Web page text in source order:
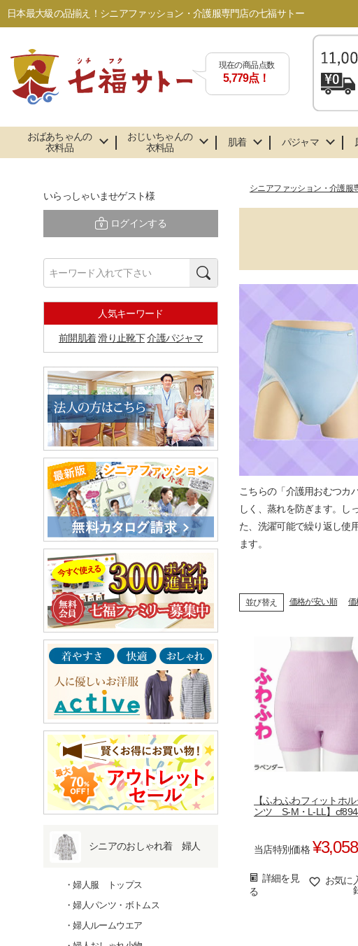
日本最大級の品揃え！シニアファッション・介護服専門店の七福サトー
現在の商品点数
5,779点！
おばあちゃんの
衣料品
おじいちゃんの
衣料品
肌着 パジャマ
シニアファッション・介護服
こちらの「介護用おむつカ
しく、蒸れを防ぎます。し
た、洗濯可能で繰り返し使
ます。
並び替え 価格が安い順 価
【ふわふわフィットホ
ンツ S-M・L-LL】
当店特別価格 ¥3,058
詳細を見
る
お気に
いらっしゃいませゲスト様
ログインする
人気キーワード
前開肌着 滑り止靴下 介護パジャマ
シニアのおしゃれ着 婦人
婦人服 トップス
婦人パンツ・ボトムス
婦人ルームウエア